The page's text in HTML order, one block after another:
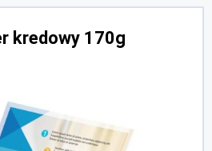
kredowy 170g